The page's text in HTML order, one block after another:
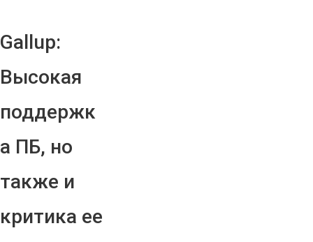
Gallup:
Высокая
поддержк
а ПБ, но
также и
критика ее